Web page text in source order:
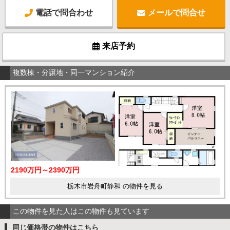
電話で問合わせ メールで問合せ
来店予約
複数棟・分譲地・同一マンション紹介
2190万円～2390万円
栃木市岩舟町静和 の物件を見る
この物件を見た人はこの物件も見ています
同じ価格帯の物件はこちら